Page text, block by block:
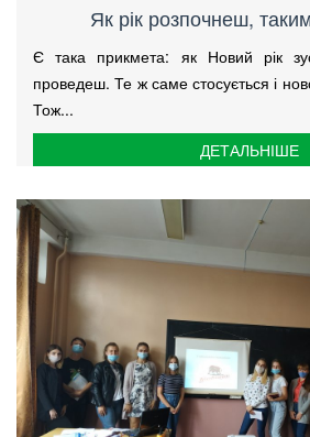
Як рік розпочнеш,
Є така прикмета: як Новий рік
проведеш. Те ж саме стосується і
Тож...
ДЕТАЛЬНІШЕ